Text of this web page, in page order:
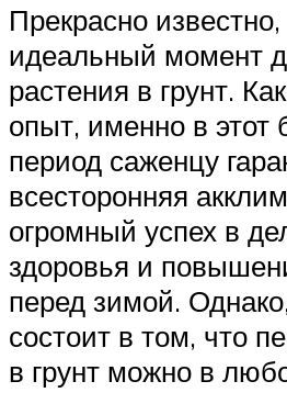
Прекрасно
идеальный момент
растения в грунт.
опыт, именно в этот
период саженцу
всесторонняя
огромный успех в
здоровья и
перед зимой.
состоит в том, что
в грунт можно в